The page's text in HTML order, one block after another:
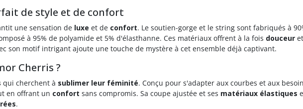
de style et de confort
une sensation de luxe et de confort. Le soutien-gorge et le string sont fabriqués à
à 95% de polyamide et 5% d'élasthanne. Ces matériaux offrent à la fois douceur et
son motif intrigant ajoute une touche de mystère à cet ensemble déjà captivant.
Cherris ?
qui cherchent à sublimer leur féminité. Conçu pour s'adapter aux courbes et aux
en offrant un confort sans compromis. Sa coupe ajustée et ses matériaux élastiques
.